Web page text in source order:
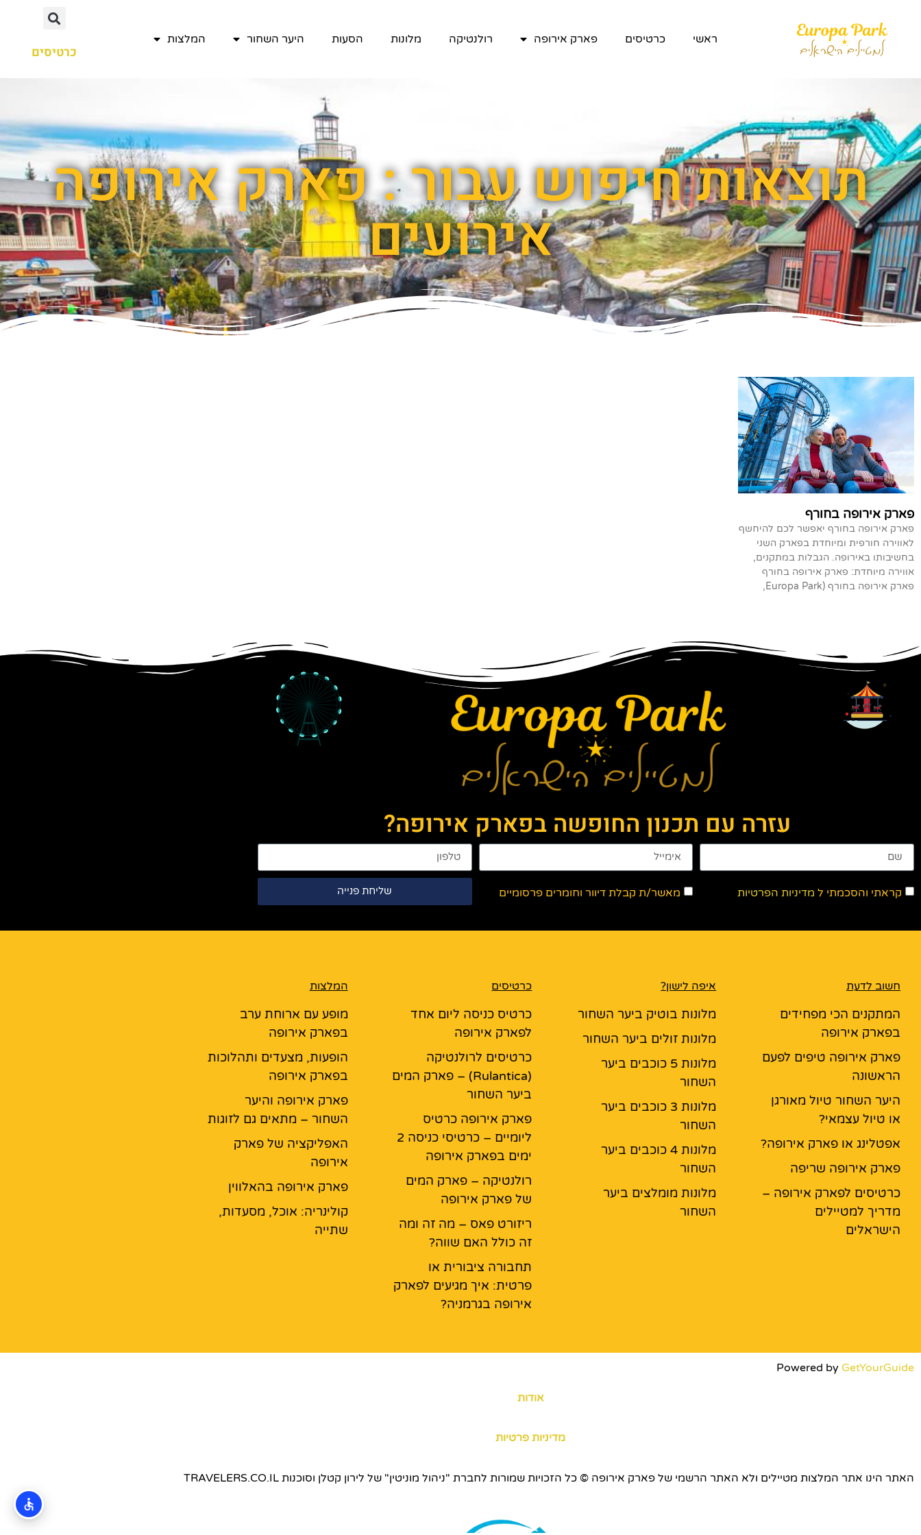
ראשי כרטיסים פארק אירופה רולנטיקה מלונות הסעות היער השחור המלצות
כרטיסים
תוצאות חיפוש עבור : פארק אירופה
אירועים
פארק אירופה בחורף
פארק אירופה בחורף יאפשר לכם להיחשף
לאווירה חורפית ומיוחדת בפארק השני
בחשיבותו באירופה. הגבלות במתקנים,
אווירה מיוחדת: פארק אירופה בחורף
פארק אירופה בחורף (Europa Park,
עזרה עם תכנון החופשה בפארק אירופה?
קראתי והסכמתי ל מדיניות הפרטיות מאשר/ת קבלת דיוור וחומרים פרסומיים שליחת פנייה
חשוב לדעת
המתקנים הכי מפחידים
בפארק אירופה
פארק אירופה טיפים לפעם
הראשונה
היער השחור טיול מאורגן
או טיול עצמאי?
אפטלינג או פארק אירופה?
פארק אירופה שריפה
כרטיסים לפארק אירופה –
מדריך למטיילים
הישראלים
איפה לישון?
מלונות בוטיק ביער השחור
מלונות זולים ביער השחור
מלונות 5 כוכבים ביער
השחור
מלונות 3 כוכבים ביער
השחור
מלונות 4 כוכבים ביער
השחור
מלונות מומלצים ביער
השחור
כרטיסים
כרטיס כניסה ליום אחד
לפארק אירופה
כרטיסים לרולנטיקה
(Rulantica) – פארק המים
ביער השחור
פארק אירופה כרטיס
ליומיים – כרטיסי כניסה 2
ימים בפארק אירופה
רולנטיקה – פארק המים
של פארק אירופה
ריזורט פאס – מה זה ומה
זה כולל האם שווה?
תחבורה ציבורית או
פרטית: איך מגיעים לפארק
אירופה בגרמניה?
המלצות
מופע עם ארוחת ערב
בפארק אירופה
הופעות, מצעדים ותהלוכות
בפארק אירופה
פארק אירופה והיער
השחור – מתאים גם לזוגות
האפליקציה של פארק
אירופה
פארק אירופה בהאלווין
קולינריה: אוכל, מסעדות,
שתייה
Powered by GetYourGuide
אודות
מדיניות פרטיות
האתר הינו אתר המלצות מטיילים ולא האתר הרשמי של פארק אירופה © כל הזכויות שמורות לחברת "ניהול מוניטין" של לירון קטלן וסוכנות TRAVELERS.CO.IL